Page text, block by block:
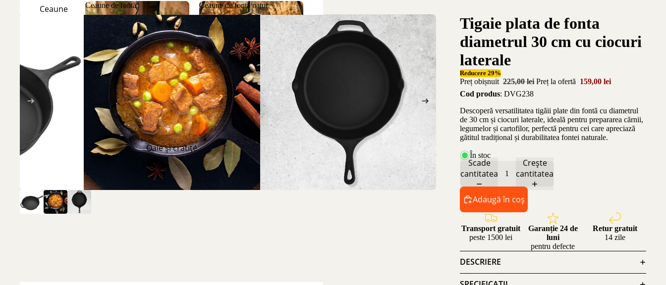
Ceaune
Discuri
de fontă
Ceaune de fontă
Ceaune de fontă
Ceaune de fontă natur
Ceaune de fontă natur
Oale și cratițe
Tigaie plata de fonta
diametrul 30 cm cu ciocuri
laterale
Reducere 29%
Preț obișnuit 225,00 lei Preț la ofertă 159,00 lei
Cod produs: DVG238
Descoperă versatilitatea tigăii plate din fontă cu diametrul
de 30 cm și ciocuri laterale, ideală pentru prepararea cărnii,
legumelor și cartofilor, perfectă pentru cei care apreciază
gătitul tradițional și durabilitatea fontei naturale.
În stoc
Scade
cantitatea
Crește
cantitatea
Adaugă în coș
Transport gratuit
peste 1500 lei
Garanție 24 de
luni
pentru defecte
Retur gratuit
14 zile
DESCRIERE